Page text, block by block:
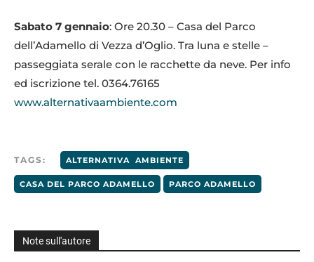
Sabato 7 gennaio: Ore 20.30 – Casa del Parco
dell’Adamello di Vezza d’Oglio. Tra luna e stelle –
passeggiata serale con le racchette da neve. Per info
ed iscrizione tel. 0364.76165
www.alternativaambiente.com
TAGS: ALTERNATIVA AMBIENTE
CASA DEL PARCO ADAMELLO PARCO ADAMELLO
Note sull'autore